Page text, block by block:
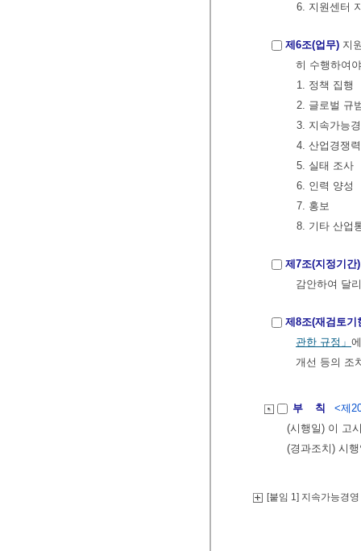
6. 지원센터
제6조(업무) 지
히 수행하여
1. 정책 집행
2. 글로벌 규
3. 지속가능
4. 산업경쟁
5. 실태 조사
6. 인력 양성
7. 홍보
8. 기타 산업
제7조(지정기간)
감안하여 달
제8조(재검토기
관한 규정」
개선 등의 조
부 칙
<제
(시행일) 이 고
(경과조치) 시
[붙임 1] 지속가능경